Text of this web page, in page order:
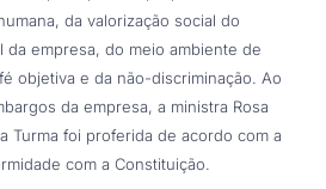
da valorização social do
da empresa, do meio ambiente de
objetiva e da não-discriminação. Ao
da empresa, a ministra Rosa
Turma foi proferida de acordo com a
com a Constituição.